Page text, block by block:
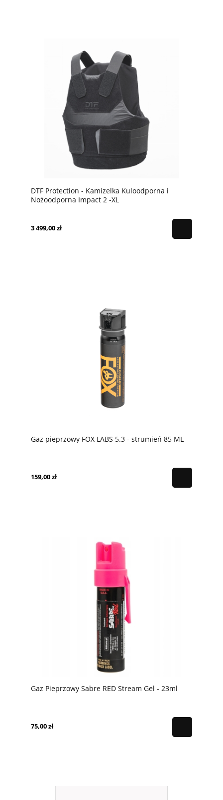
DTF Protection - Kamizelka Kuloodporna i
Nożoodporna Impact 2 -XL
3 499,00 zł
Gaz pieprzowy FOX LABS 5.3 - strumień 85 ML
159,00 zł
Gaz Pieprzowy Sabre RED Stream Gel - 23ml
75,00 zł